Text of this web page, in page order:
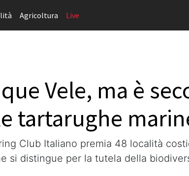
Agricoltura Live
Vele, ma è
tartarughe
Club Italiano premia 48 località
si distingue per la tutela della